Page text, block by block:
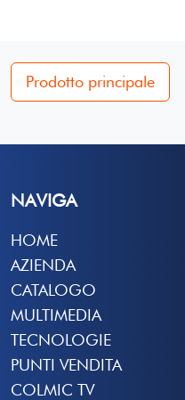
Prodotto principale
NAVIGA
HOME
AZIENDA
CATALOGO
MULTIMEDIA
TECNOLOGIE
PUNTI VENDITA
COLMIC TV